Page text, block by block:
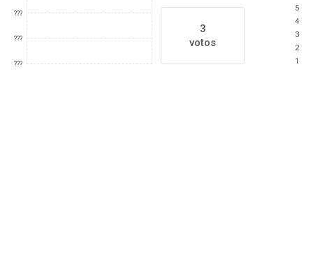
???
???
???
3
votos
5
4
3
2
1